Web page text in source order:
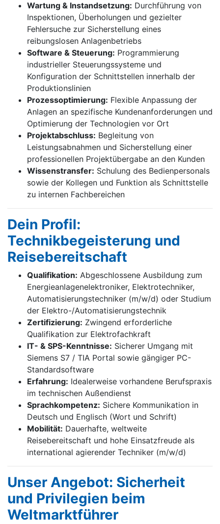
Wartung & Instandsetzung: Durchführung von
Inspektionen, Überholungen und gezielter
Fehlersuche zur Sicherstellung eines
reibungslosen Anlagenbetriebs
Software & Steuerung: Programmierung
industrieller Steuerungssysteme und
Konfiguration der Schnittstellen innerhalb der
Produktionslinien
Prozessoptimierung: Flexible Anpassung der
Anlagen an spezifische Kundenanforderungen und
Optimierung der Technologien vor Ort
Projektabschluss: Begleitung von
Leistungsabnahmen und Sicherstellung einer
professionellen Projektübergabe an den Kunden
Wissenstransfer: Schulung des Bedienpersonals
sowie der Kollegen und Funktion als Schnittstelle
zu internen Fachbereichen
Dein Profil:
Technikbegeisterung und
Reisebereitschaft
Qualifikation: Abgeschlossene Ausbildung zum
Energieanlagenelektroniker, Elektrotechniker,
Automatisierungstechniker (m/w/d) oder Studium
der Elektro-/Automatisierungstechnik
Zertifizierung: Zwingend erforderliche
Qualifikation zur Elektrofachkraft
IT- & SPS-Kenntnisse: Sicherer Umgang mit
Siemens S7 / TIA Portal sowie gängiger PC-
Standardsoftware
Erfahrung: Idealerweise vorhandene Berufspraxis
im technischen Außendienst
Sprachkompetenz: Sichere Kommunikation in
Deutsch und Englisch (Wort und Schrift)
Mobilität: Dauerhafte, weltweite
Reisebereitschaft und hohe Einsatzfreude als
international agierender Techniker (m/w/d)
Unser Angebot: Sicherheit
und Privilegien beim
Weltmarktführer